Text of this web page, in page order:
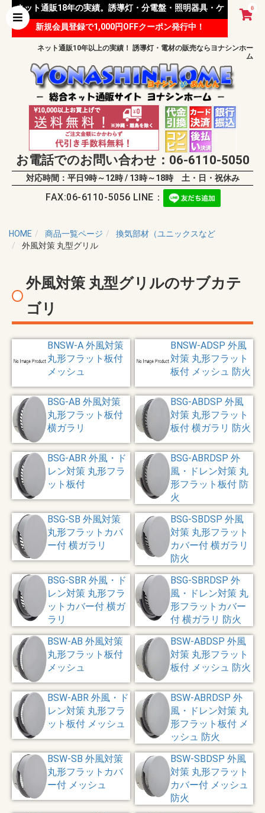
0
ネット通販18年の実績。誘導灯・分電盤・照明器具・ケ
ーブル等 様々な資材を取り扱っています。
新規会員登録で1,000円OFFクーポン発行中！
ネット通販10年以上の実績！ 誘導灯・電材の販売ならヨナシンホー
ム
お電話でのお問い合わせ：06-6110-5050
対応時間：平日9時～12時 / 13時～18時 土・日・祝休み
FAX:06-6110-5056 LINE：
HOME 商品一覧ページ
換気部材（ユニックスなど
外風対策 丸型グリル
外風対策 丸型グリルのサブカテ
ゴリ
BNSW-A 外風対策
丸形フラット板付
メッシュ
BNSW-ADSP 外風
対策 丸形フラット
板付 メッシュ 防火
BSG-AB 外風対策
丸形フラット板付
横ガラリ
BSG-ABDSP 外風
対策 丸形フラット
板付 横ガラリ 防火
BSG-ABR 外風・ド
レン対策 丸形フラ
ット板付
BSG-ABRDSP 外
風・ドレン対策 丸
形フラット板付 防
火
BSG-SB 外風対策
丸形フラットカバ
ー付 横ガラリ
BSG-SBDSP 外風
対策 丸形フラット
カバー付 横ガラリ
防火
BSG-SBR 外風・ド
レン対策 丸形フラ
ットカバー付 横ガ
ラリ
BSG-SBRDSP 外
風・ドレン対策 丸
形フラットカバー
付 横ガラリ 防火
BSW-AB 外風対策
丸形フラット板付
メッシュ
BSW-ABDSP 外風
対策 丸形フラット
板付 メッシュ 防火
BSW-ABR 外風・ド
レン対策 丸形フラ
ット板付 メッシュ
BSW-ABRDSP 外
風・ドレン対策 丸
形フラット板付 メ
ッシュ 防火
BSW-SB 外風対策
丸形フラットカバ
ー付 メッシュ
BSW-SBDSP 外風
対策 丸形フラット
カバー付 メッシュ
防火